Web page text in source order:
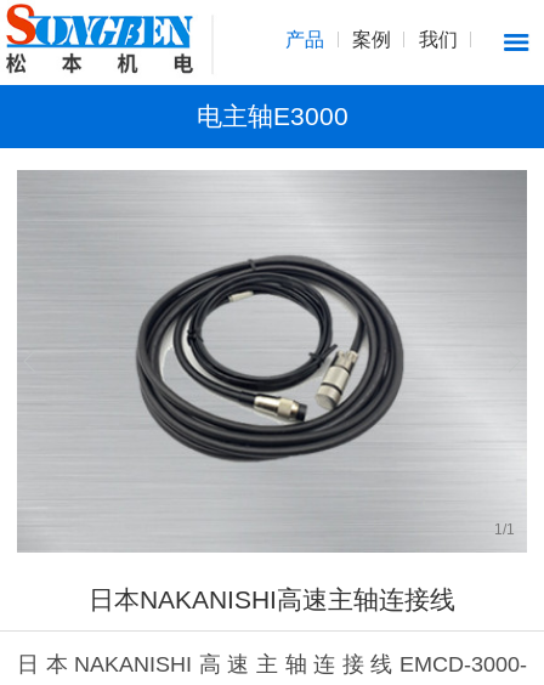
产品 案例 我们
电主轴E3000
1 /1
日本NAKANISHI高速主轴连接线
日本NAKANISHI高速主轴连接线EMCD-3000-